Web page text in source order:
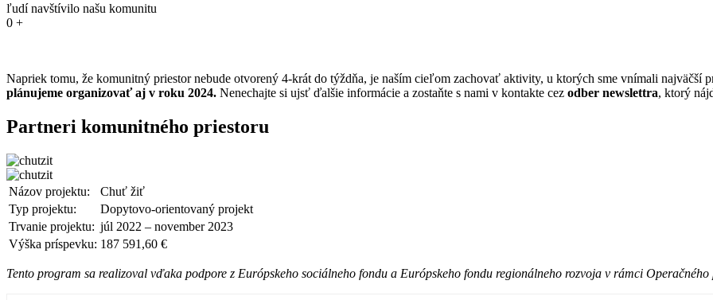
ľudí navštívilo našu komunitu
0 +
Napriek tomu, že komunitný priestor nebude otvorený 4-krát do týždňa, je naším cieľom zachovať aktivity, u ktorých sme vnímali najväčší
plánujeme organizovať aj v roku 2024. Nenechajte si ujsť ďalšie informácie a zostaňte s nami v kontakte cez odber newslettra, ktorý
Partneri komunitného priestoru
Názov projektu:
Chuť žiť
Typ projektu:
Dopytovo-orientovaný projekt
Trvanie projektu: júl 2022 – november 2023
Výška príspevku: 187 591,60 €
Tento program sa realizoval vďaka podpore z Európskeho sociálneho fondu a Európskeho fondu regionálneho rozvoja v rámci